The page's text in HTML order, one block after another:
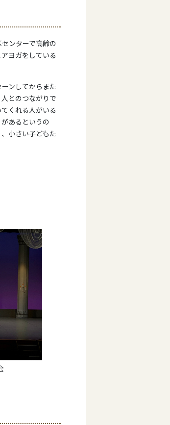
ンターで高齢の
ヨガをしている
ンしてからまた
とのつながりで
くれる人がいる
あるというの
小さい子どもた